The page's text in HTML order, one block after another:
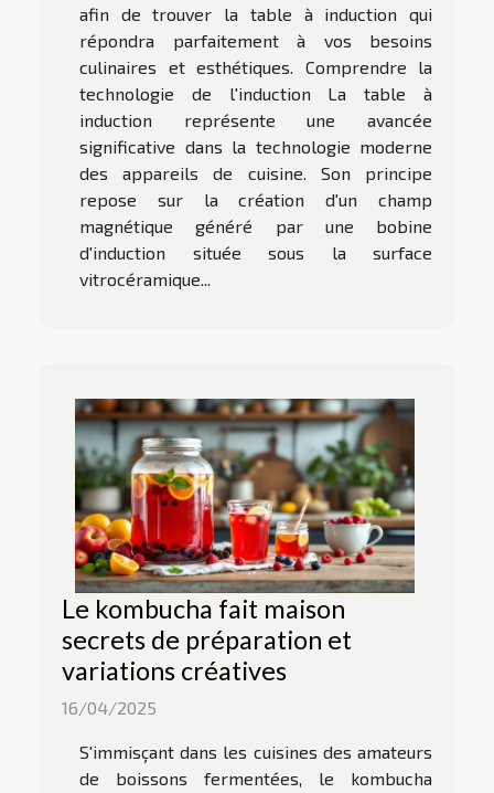
afin de trouver la table à induction qui
répondra parfaitement à vos besoins
culinaires et esthétiques. Comprendre la
technologie de l'induction La table à
induction représente une avancée
significative dans la technologie moderne
des appareils de cuisine. Son principe
repose sur la création d'un champ
magnétique généré par une bobine
d'induction située sous la surface
vitrocéramique...
Le kombucha fait maison
secrets de préparation et
variations créatives
16/04/2025
S'immisçant dans les cuisines des amateurs
de boissons fermentées, le kombucha